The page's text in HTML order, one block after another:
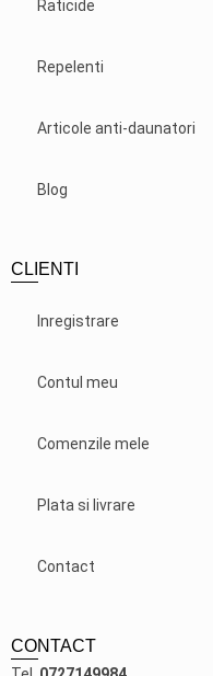
Raticide
Repelenti
Articole anti-daunatori
Blog
CLIENTI
Inregistrare
Contul meu
Comenzile mele
Plata si livrare
Contact
CONTACT